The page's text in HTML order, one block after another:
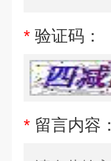
* 验证码：
* 留言内容：